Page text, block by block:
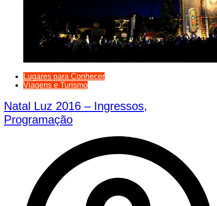
Lugares para Conhecer
Viagens e Turismo
Natal Luz 2016 – Ingressos,
Programação